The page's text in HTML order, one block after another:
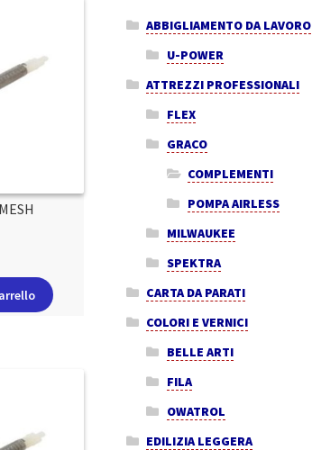
ABBIGLIAMENTO DA LAVORO
U-POWER
ATTREZZI PROFESSIONALI
FLEX
GRACO
COMPLEMENTI
POMPA AIRLESS
MILWAUKEE
SPEKTRA
CARTA DA PARATI
COLORI E VERNICI
BELLE ARTI
FILA
OWATROL
EDILIZIA LEGGERA